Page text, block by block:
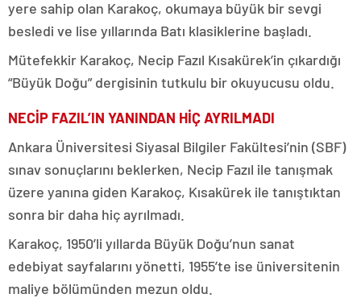
yere sahip olan Karakoç, okumaya büyük bir sevgi
besledi ve lise yıllarında Batı klasiklerine başladı.
Mütefekkir Karakoç, Necip Fazıl Kısakürek’in çıkardığı
“Büyük Doğu” dergisinin tutkulu bir okuyucusu oldu.
NECİP FAZIL’IN YANINDAN HİÇ AYRILMADI
Ankara Üniversitesi Siyasal Bilgiler Fakültesi’nin (SBF)
sınav sonuçlarını beklerken, Necip Fazıl ile tanışmak
üzere yanına giden Karakoç, Kısakürek ile tanıştıktan
sonra bir daha hiç ayrılmadı.
Karakoç, 1950’li yıllarda Büyük Doğu’nun sanat
edebiyat sayfalarını yönetti, 1955’te ise üniversitenin
maliye bölümünden mezun oldu.